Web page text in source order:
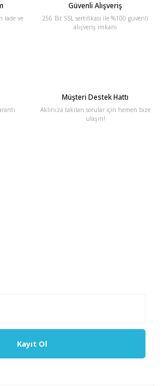
iade ve
Güvenli Alışveriş
256 Bit SSL sertifikası ile %100 güvenli
alışveriş imkanı
Müşteri Destek Hattı
Aklınıza takılan sorular için hemen bize
ulaşın!
Kayıt Ol